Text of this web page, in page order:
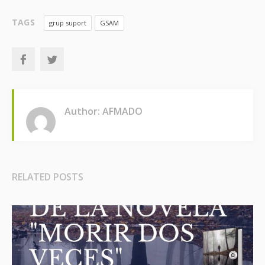
TAGS grup suport GSAM
Author: AFMADO
RELATED POSTS